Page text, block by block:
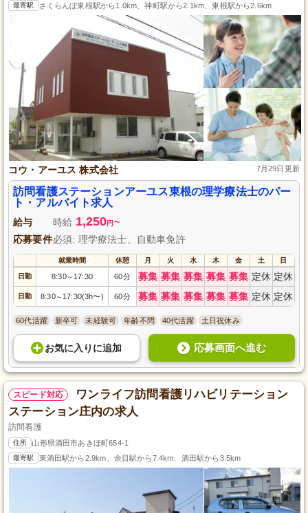
最寄駅 さくらんぼ東根駅から1.0km、神町駅から2.1km、東根駅から2.6km
コウ・アーユス 株式会社 7月29日更新
訪問看護ステーションアーユス東根の理学療法士のパー
ト・アルバイト求人
給与 時給 1,250円 ~
応募要件必須: 理学療法士、自動車免許
就業時間 休憩 月 火 水 木 金 土 日
日勤 8:30～ 17:30 60分 募集 募集 募集 募集 募集 定休 定休
日勤 8:30～ 17:30(3h〜) 60分 募集 募集 募集 募集 募集 定休 定休
60代活躍 新卒可 未経験可 年齢不問 40代活躍 土日祝休み
お気に入り に追加 応募画面へ進む
スピード対応
ワンライフ訪問看護リハビリテーション
ステーション庄内の求人
訪問看護
住所 山形県酒田市あきほ町654-1
最寄駅 東酒田駅から2.9km、余目駅から7.4km、酒田駅から3.5km